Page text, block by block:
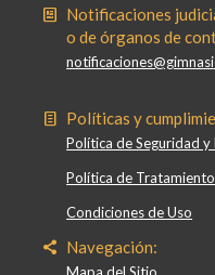
Notificaciones
o de órganos de
Políticas y
Política de Seguridad
Política de
Condiciones de Uso
Navegación: